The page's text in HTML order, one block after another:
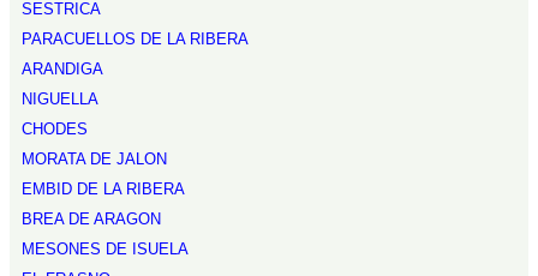
SESTRICA
PARACUELLOS DE LA RIBERA
ARANDIGA
NIGUELLA
CHODES
MORATA DE JALON
EMBID DE LA RIBERA
BREA DE ARAGON
MESONES DE ISUELA